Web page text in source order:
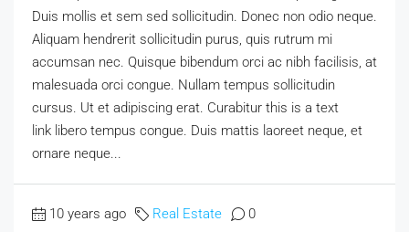
Duis mollis et sem sed sollicitudin. Donec non odio neque.
Aliquam hendrerit sollicitudin purus, quis rutrum mi
accumsan nec. Quisque bibendum orci ac nibh facilisis, at
malesuada orci congue. Nullam tempus sollicitudin
cursus. Ut et adipiscing erat. Curabitur this is a text
link libero tempus congue. Duis mattis laoreet neque, et
ornare neque...
10 years ago Real Estate 0